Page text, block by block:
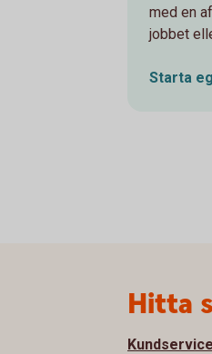
med en
jobbet
Starta
Hitta
Kundservice